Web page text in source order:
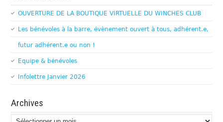
OUVERTURE DE LA BOUTIQUE VIRTUELLE DU WINCHES CLUB
Les bénévoles à la barre, évènement ouvert à tous, adhérent.e,
futur adhérent.e ou non !
Equipe & bénévoles
Infolettre Janvier 2026
Archives
Archives